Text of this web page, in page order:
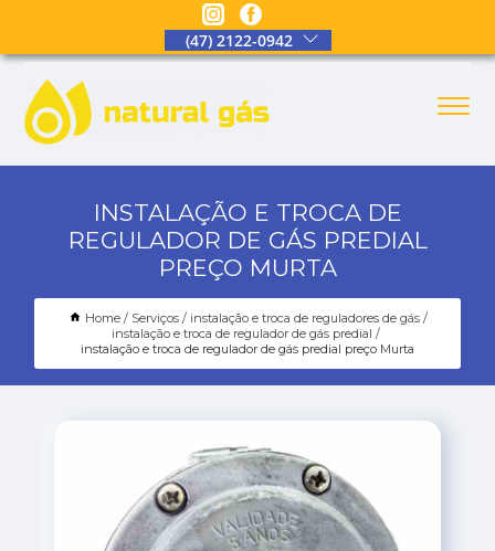
(47) 2122-0942
INSTALAÇÃO E TROCA DE
REGULADOR DE GÁS PREDIAL
PREÇO MURTA
Home Serviços
instalação e troca de reguladores de gás
instalação e troca de regulador de gás predial
instalação e troca de regulador de gás predial preço Murta